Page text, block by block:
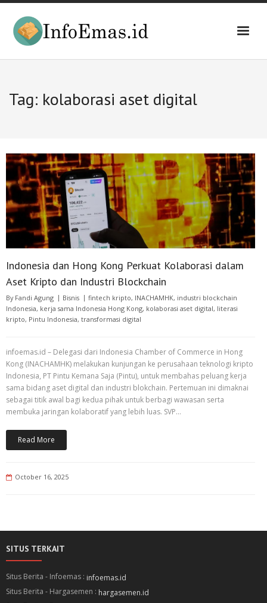
Skip
content
Tag: kolaborasi aset digital
Indonesia dan Hong Kong Perkuat Kolaborasi dalam
Aset Kripto dan Industri Blockchain
By Fandi Agung Bisnis fintech kripto, INACHAMHK, industri blockchain
Indonesia, kerja sama Indonesia Hong Kong, kolaborasi aset digital, literasi
kripto, Pintu Indonesia, transformasi digital
infoemas.id – Delegasi dari Indonesia Chamber of Commerce in Hong
Kong (INACHAMHK) melakukan kunjungan ke perusahaan teknologi kripto
Indonesia, PT Pintu Kemana Saja (Pintu), untuk membahas peluang kerja
sama bidang aset digital dan industri blokchain. Pertemuan ini dimaknai
sebagai titik awal bagi kedua pihak untuk berbagi wawasan serta
membuka jaringan kolaboratif yang lebih luas. SVP…
Read More
October 16, 2025
SITUS TERKAIT
Situs Berita - Infoemas : infoemas.id
Situs Berita - Hargasemen : hargasemen.id